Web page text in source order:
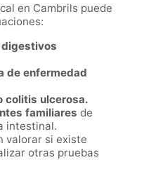
en Cambrils puede
de enfermedad
colitis ulcerosa.
familiares de
intestinal.
valorar si existe
otras pruebas